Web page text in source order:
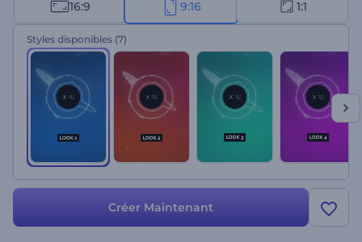
16:9 9:16 1:1
Styles disponibles (7)
Créer Maintenant